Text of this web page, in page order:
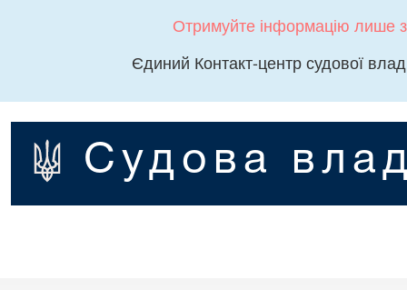
Отримуйте інформацію лише
Єдиний Контакт-центр судової
Судова